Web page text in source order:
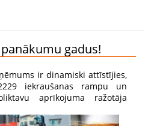
gadus!
ir dinamiski attīstījies,
iekraušanas rampu un
aprīkojuma ražotāja